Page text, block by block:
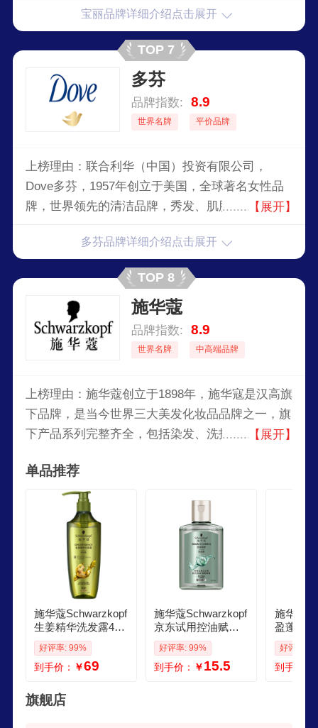
为“化妆界四大花旦之一”。
宝丽品牌详细介绍点击展开
TOP 7
多芬
品牌指数: 8.9
世界名牌 平价品牌
上榜理由：联合利华（中国）投资有限公司，
Dove多芬，1957年创立于美国，全球著名女性品
牌，世界领先的清洁品牌，秀发、肌肤理护专家，
大系列组成。
【展开】
多芬品牌详细介绍点击展开
TOP 8
施华蔻
品牌指数: 8.9
世界名牌 中高端品牌
上榜理由：施华蔻创立于1898年，施华寇是汉高旗
下品牌，是当今世界三大美发化妆品品牌之一，旗
下产品系列完整齐全，包括染发、洗护、烫发、造
是美发产品领域中的领导者。
【展开】
单品推荐
施华蔻Schwarzkopf
生姜精华洗发露400
ml 净爽控油蓬松柔
顺洗发水 无硅油洗
头膏
好评率: 99%
到手价： ￥69
施华蔻Schwarzkopf
京东试用控油赋源
洗发露60ml自律瓶
净油去屑洗发水旅
行
好评率: 99%
到手价： ￥15.5
施华蔻
盈蓬松
高颅顶
爽留香
好评率:
到手价：
旗舰店